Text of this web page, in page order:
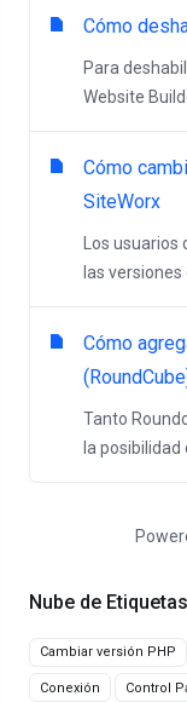
Nube de Etiquetas
Cambiar versión PHP
Conexión Control
Cómo
Para
Website
Cómo
SiteWorx
Los
las versiones
Cómo
Tanto
la posibilidad